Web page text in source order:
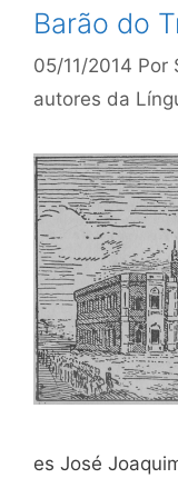
Barão do
05/11/2014 Por
autores da
es José